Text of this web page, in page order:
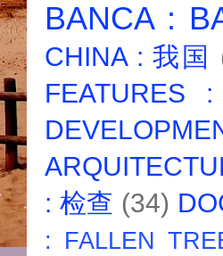
BANCA :
CHINA : 我国
: 检查 (34)
: FALLEN